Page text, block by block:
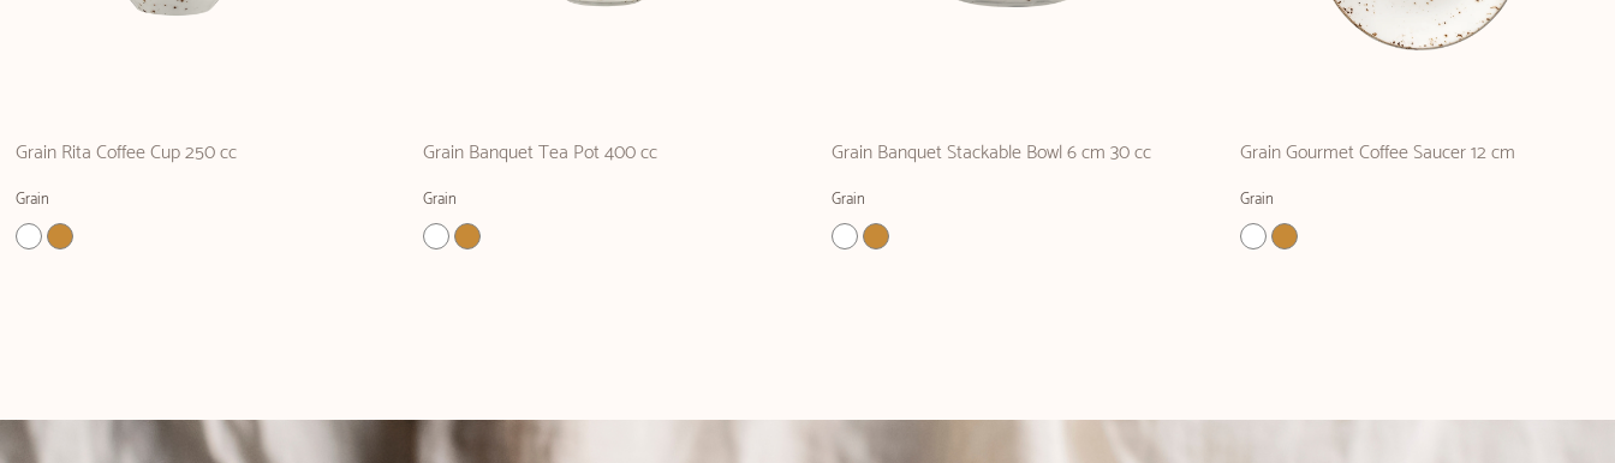
Grain Rita Coffee Cup 250 cc
Grain
Grain Banquet Tea Pot 400 cc
Grain
Grain Banquet Stackable Bowl 6 cm 30 cc
Grain
Grain Gourmet Coffee Saucer 12 cm
Grain